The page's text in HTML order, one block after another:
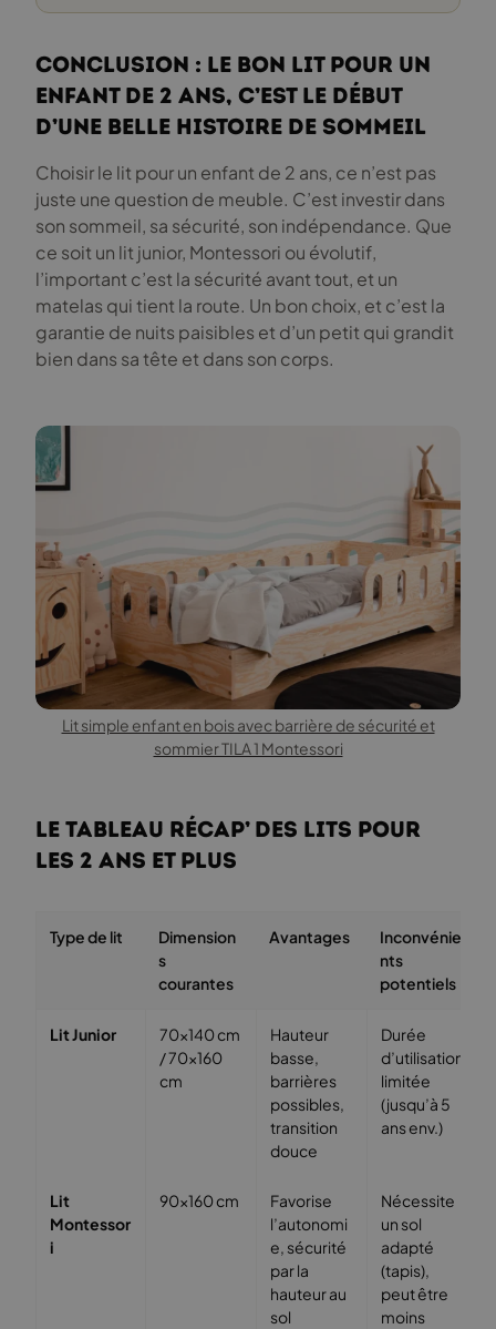
Conclusion : le bon lit pour un
enfant de 2 ans, c’est le début
d’une belle histoire de sommeil
Choisir le lit pour un enfant de 2 ans, ce n’est pas
juste une question de meuble. C’est investir dans
son sommeil, sa sécurité, son indépendance. Que
ce soit un lit junior, Montessori ou évolutif,
l’important c’est la sécurité avant tout, et un
matelas qui tient la route. Un bon choix, et c’est la
garantie de nuits paisibles et d’un petit qui grandit
bien dans sa tête et dans son corps.
Lit simple enfant en bois avec barrière de sécurité et
sommier TILA 1 Montessori
Le tableau récap’ des lits pour
les 2 ans et plus
Type de lit
Dimension
s
courantes
Avantages
Inconvénie
nts
potentiels
Lit Junior
70×140 cm
/ 70×160
cm
Hauteur
basse,
barrières
possibles,
transition
douce
Durée
d’utilisation
limitée
(jusqu’à 5
ans env.)
Lit
Montessor
i
90×160 cm
Favorise
l’autonomi
e, sécurité
par la
hauteur au
sol
Nécessite
un sol
adapté
(tapis),
peut être
moins